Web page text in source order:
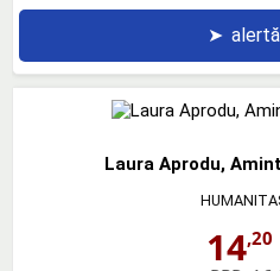
➤
Laura Aprodu,
14,20